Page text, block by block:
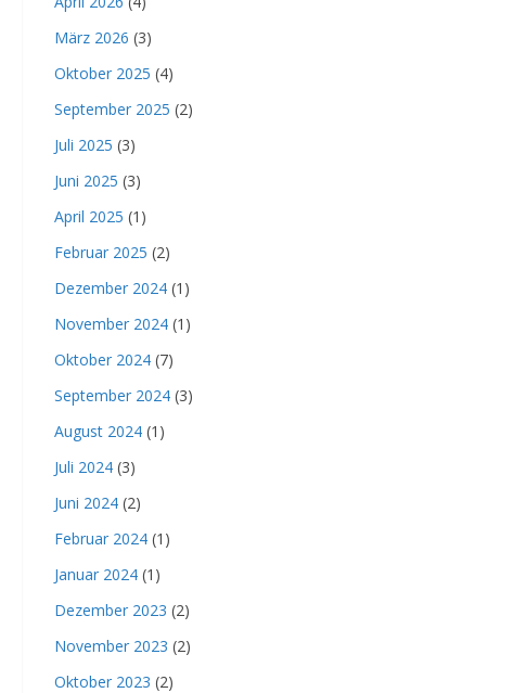
März 2026 (3)
Oktober 2025 (4)
September 2025 (2)
Juli 2025 (3)
Juni 2025 (3)
April 2025 (1)
Februar 2025 (2)
Dezember 2024 (1)
November 2024 (1)
Oktober 2024 (7)
September 2024 (3)
August 2024 (1)
Juli 2024 (3)
Juni 2024 (2)
Februar 2024 (1)
Januar 2024 (1)
Dezember 2023 (2)
November 2023 (2)
Oktober 2023 (2)